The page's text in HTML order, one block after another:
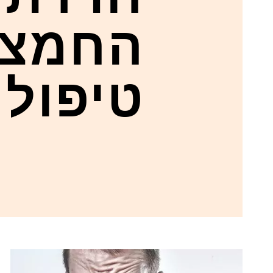
טיפול